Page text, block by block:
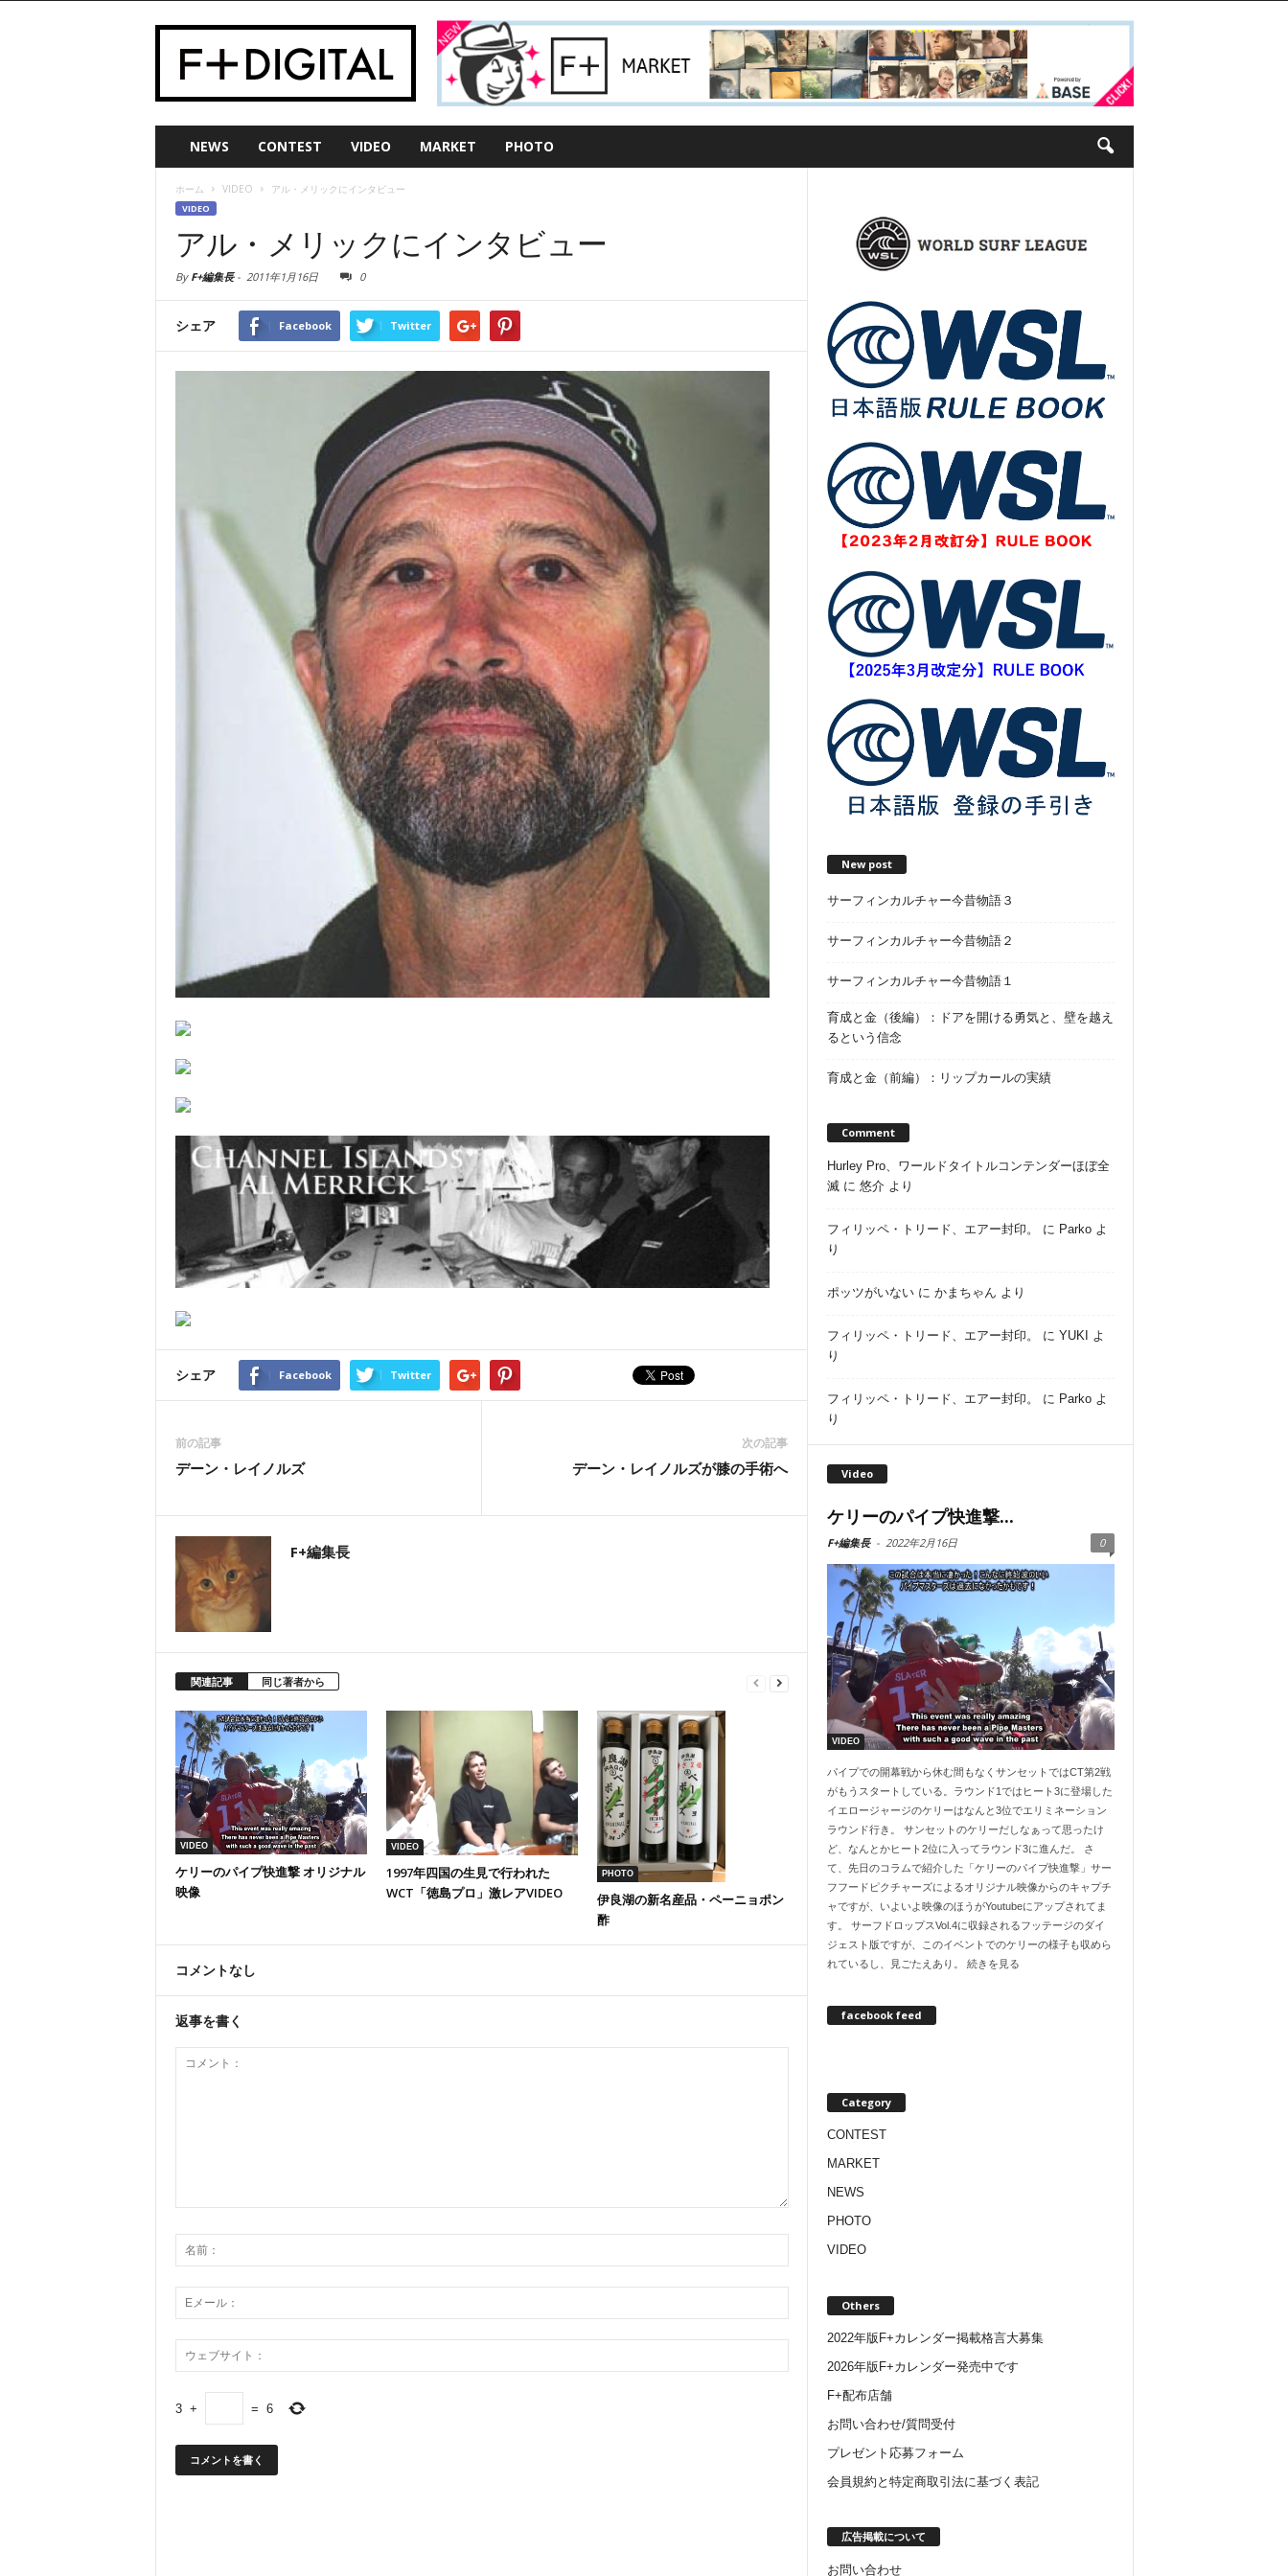
NEWS CONTEST VIDEO MARKET PHOTO
ホーム VIDEO アル・メリックにインタビュー
VIDEO
アル・メリックにインタビュー
By F+編集長- 2011年1月16日 0
シェア Facebook Twitter
シェア Facebook Twitter
前の記事
デーン・レイノルズ
次の記事
デーン・レイノルズが膝の手術へ
F+編集長
関連記事 同じ著者から
VIDEO
ケリーのパイプ快進撃 オリジナル
映像
VIDEO
1997年四国の生見で行われた
WCT「徳島プロ」激レアVIDEO
PHOTO
伊良湖の新名産品・ペーニョポン
酢
コメントなし
返事を書く
3 + = 6
New post
サーフィンカルチャー今昔物語３
サーフィンカルチャー今昔物語２
サーフィンカルチャー今昔物語１
育成と金（後編）：ドアを開ける勇気と、壁を越え
るという信念
育成と金（前編）：リップカールの実績
Comment
Hurley Pro、ワールドタイトルコンテンダーほぼ全
滅に 悠介より
フィリッペ・トリード、エアー封印。 に Parkoよ
り
ポッツがいないに かまちゃん より
フィリッペ・トリード、エアー封印。 に YUKI よ
り
フィリッペ・トリード、エアー封印。 に Parkoよ
り
Video
ケリーのパイプ快進撃...
F+編集長 - 2022年2月16日 0
VIDEO
パイプでの開幕戦から休む間もなくサンセットではCT第2戦
がもうスタートしている。ラウンド1ではヒート3に登場した
イエロージャージのケリーはなんと3位でエリミネーション
ラウンド行き。 サンセットのケリーだしなぁって思ったけ
ど、なんとかヒート2位に入ってラウンド3に進んだ。 さ
て、先日のコラムで紹介した「ケリーのパイプ快進撃」サー
フフードピクチャーズによるオリジナル映像からのキャプチ
ャですが、いよいよ映像のほうがYoutubeにアップされてま
す。 サーフドロップスVol.4に収録されるフッテージのダイ
ジェスト版ですが、このイベントでのケリーの様子も収めら
れているし、見ごたえあり。 続きを見る
facebook feed
Category
CONTEST
MARKET
NEWS
PHOTO
VIDEO
Others
2022年版F+カレンダー掲載格言大募集
2026年版F+カレンダー発売中です
F+配布店舗
お問い合わせ/質問受付
プレゼント応募フォーム
会員規約と特定商取引法に基づく表記
広告掲載について
お問い合わせ